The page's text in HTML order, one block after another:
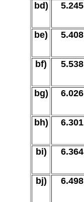
bd) 5.245
be) 5.408
bf) 5.538
bg) 6.026
bh) 6.301
bi) 6.364
bj) 6.498